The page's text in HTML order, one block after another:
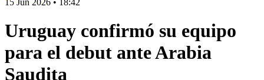
15 Jun 2026 • 18:42
Uruguay confirmó su equipo
para el debut ante Arabia
Saudita